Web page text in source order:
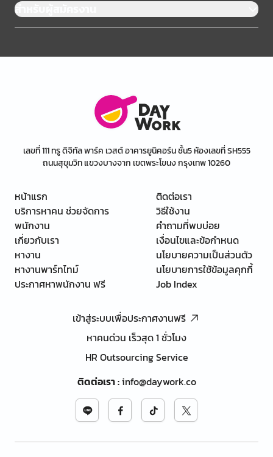
สำหรับผู้สมัครงาน
เลขที่ 111 ทรู ดิจิทัล พาร์ค เวสต์ อาคารยูนิคอร์น ชั้น5 ห้องเลขที่ SH555
ถนนสุขุมวิท แขวงบางจาก เขตพระโขนง กรุงเทพ 10260
หน้าแรก
บริการหาคน ช่วยจัดการ
พนักงาน
เกี่ยวกับเรา
หางาน
หางานพาร์ทไทม์
ประกาศหาพนักงาน ฟรี
ติดต่อเรา
วิธีใช้งาน
คำถามที่พบบ่อย
เงื่อนไขและข้อกำหนด
นโยบายความเป็นส่วนตัว
นโยบายการใช้ข้อมูลคุกกี้
Job Index
เข้าสู่ระบบเพื่อประกาศงานฟรี
หาคนด่วน เร็วสุด 1 ชั่วโมง
HR Outsourcing Service
ติดต่อเรา:info@daywork.co